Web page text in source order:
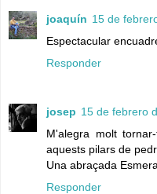
joaquín 15 de
Espectacular
Responder
josep 15 de febrero
M'alegra molt
aquests pilars de
Una abraçada
Responder